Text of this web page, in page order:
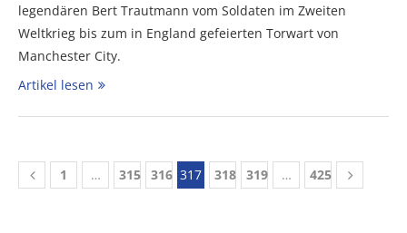
legendären Bert Trautmann vom Soldaten im Zweiten
Weltkrieg bis zum in England gefeierten Torwart von
Manchester City.
Artikel lesen
1 … 315 316 317 318 319 … 425